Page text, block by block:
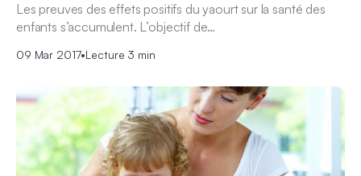
Les preuves des effets positifs du yaourt sur la santé des
enfants s’accumulent. L’objectif de…
09 Mar 2017•Lecture 3 min